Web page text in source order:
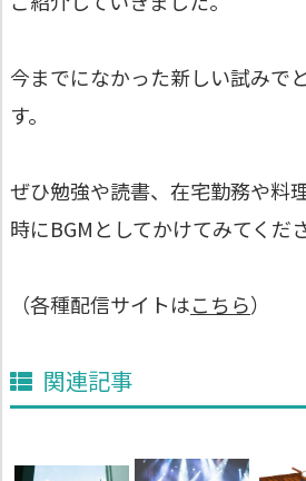
今までになかった新しい試みで
す。
ぜひ勉強や読書、在宅勤務や料
時にBGMとしてかけてみてくだ
（各種配信サイトはこちら）
関連記事